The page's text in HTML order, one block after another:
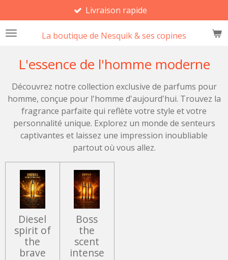
au
contenu
La boutique de Nesquik & ses copines
Livraison rapide
L'essence de l'homme moderne
Découvrez notre collection exclusive de parfums pour
homme, conçue pour l'homme d'aujourd'hui. Trouvez la
fragrance parfaite qui reflète votre style et votre
personnalité unique. Explorez un monde de senteurs
captivantes et laissez une impression inoubliable
partout où vous allez.
Diesel
spirit of
the
brave
Boss
the
scent
intense